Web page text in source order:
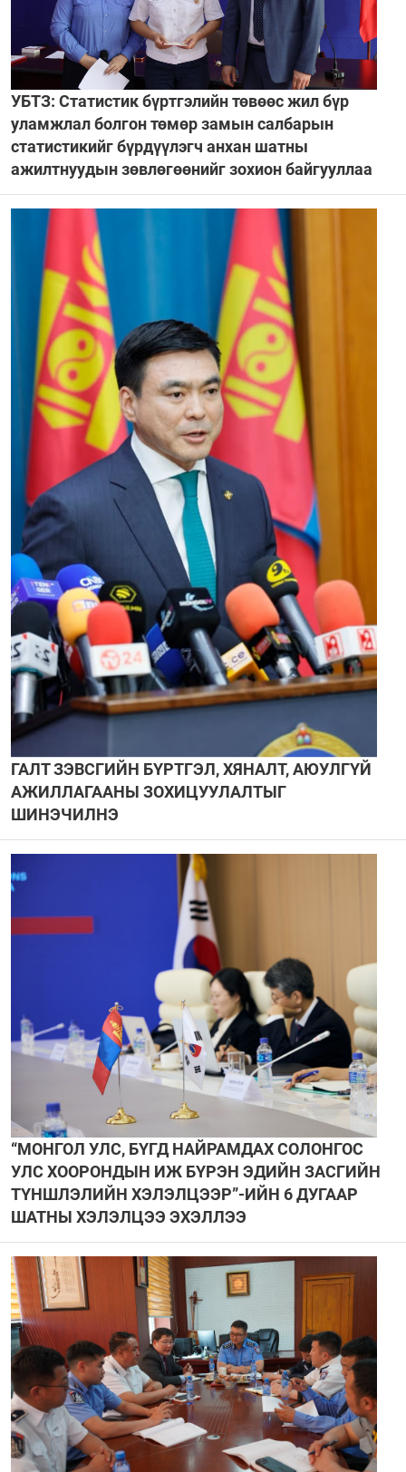
УБТЗ: Статистик бүртгэлийн төвөөс жил бүр
уламжлал болгон төмөр замын салбарын
статистикийг бүрдүүлэгч анхан шатны
ажилтнуудын зөвлөгөөнийг зохион байгууллаа
ГАЛТ ЗЭВСГИЙН БҮРТГЭЛ, ХЯНАЛТ, АЮУЛГҮЙ
АЖИЛЛАГААНЫ ЗОХИЦУУЛАЛТЫГ
ШИНЭЧИЛНЭ
“МОНГОЛ УЛС, БҮГД НАЙРАМДАХ СОЛОНГОС
УЛС ХООРОНДЫН ИЖ БҮРЭН ЭДИЙН ЗАСГИЙН
ТҮНШЛЭЛИЙН ХЭЛЭЛЦЭЭР”-ИЙН 6 ДУГААР
ШАТНЫ ХЭЛЭЛЦЭЭ ЭХЭЛЛЭЭ